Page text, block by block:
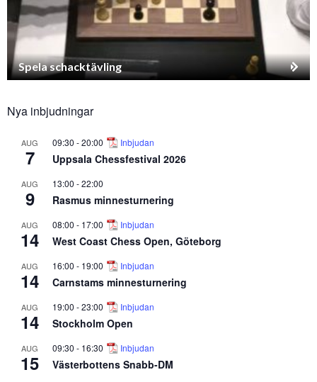
Spela schacktävling
Nya inbjudningar
AUG
7
09:30 -20:00 Inbjudan
Uppsala Chessfestival 2026
AUG
9
13:00 -22:00
Rasmus minnesturnering
AUG
14
08:00 - 17:00 Inbjudan
West Coast Chess Open, Göteborg
AUG
14
16:00 - 19:00 Inbjudan
Carnstams minnesturnering
AUG
14
19:00 -23:00 Inbjudan
Stockholm Open
AUG
15
09:30 - 16:30 Inbjudan
Västerbottens Snabb-DM